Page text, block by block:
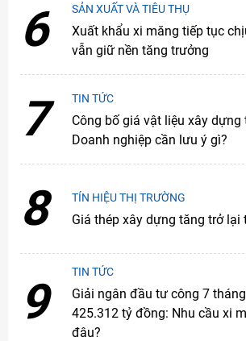
6 SẢN XUẤT VÀ TIÊU THỤ
Xuất khẩu xi măng tiếp tục
vẫn giữ nền tăng trưởng
7 TIN TỨC
Công bố giá vật liệu xây
Doanh nghiệp cần lưu ý gì?
8 TÍN HIỆU THỊ TRƯỜNG
Giá thép xây dựng tăng trở lại
9
TIN TỨC
Giải ngân đầu tư công 7
425.312 tỷ đồng: Nhu cầu xi
đâu?